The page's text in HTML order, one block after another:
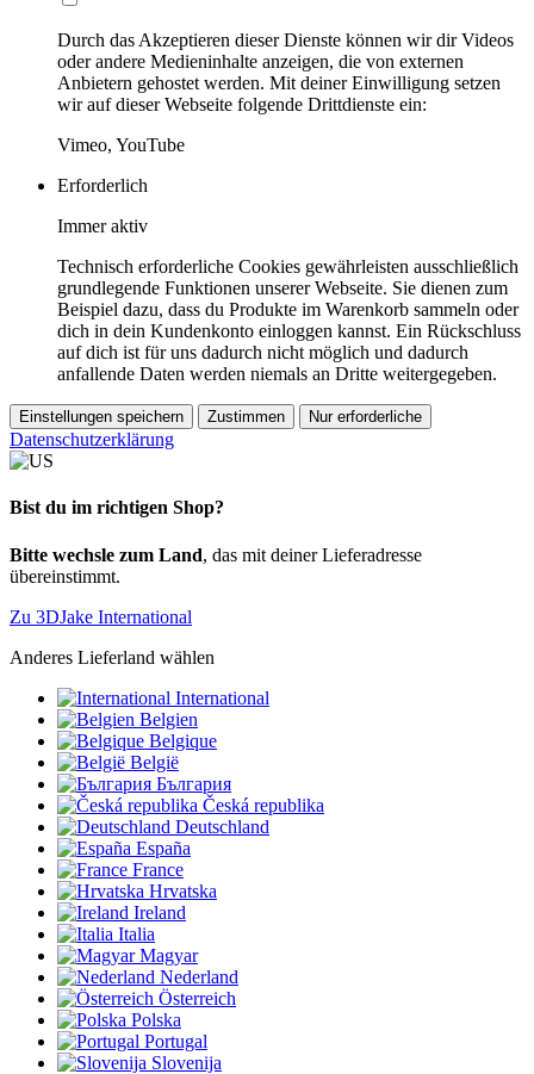
Durch das Akzeptieren dieser Dienste können wir dir Videos
oder andere Medieninhalte anzeigen, die von externen
Anbietern gehostet werden. Mit deiner Einwilligung setzen
wir auf dieser Webseite folgende Drittdienste ein:
Vimeo, YouTube
Erforderlich
Immer aktiv
Technisch erforderliche Cookies gewährleisten ausschließlich
grundlegende Funktionen unserer Webseite. Sie dienen zum
Beispiel dazu, dass du Produkte im Warenkorb sammeln oder
dich in dein Kundenkonto einloggen kannst. Ein Rückschluss
auf dich ist für uns dadurch nicht möglich und dadurch
anfallende Daten werden niemals an Dritte weitergegeben.
Einstellungen speichern Zustimmen Nur erforderliche
Datenschutzerklärung
Bist du im richtigen Shop?
Bitte wechsle zum Land, das mit deiner Lieferadresse
übereinstimmt.
Zu 3DJake International
Anderes Lieferland wählen
International
Belgien
Belgique
België
България
Česká republika
Deutschland
España
France
Hrvatska
Ireland
Italia
Magyar
Nederland
Österreich
Polska
Portugal
Slovenija